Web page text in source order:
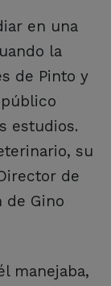
en una
la
de Pinto y
estudios.
su
de
de Gino
manejaba,